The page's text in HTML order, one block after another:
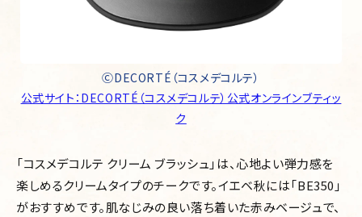
ⒸDECORTÉ（コスメデコルテ）
公式サイト：DECORTÉ（コスメデコルテ）公式オンラインブティッ
ク
「コスメデコルテ クリーム ブラッシュ」は、心地よい弾力感を
楽しめるクリームタイプのチークです。イエベ秋には「BE350」
がおすすめです。肌なじみの良い落ち着いた赤みベージュで、